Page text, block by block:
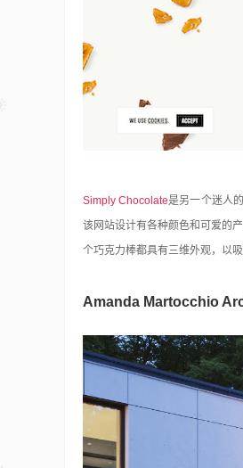
Simply Chocolate是另一个迷人
该网站设计有各种颜色和可爱的
个巧克力棒都具有三维外观，以
Amanda Martocchio